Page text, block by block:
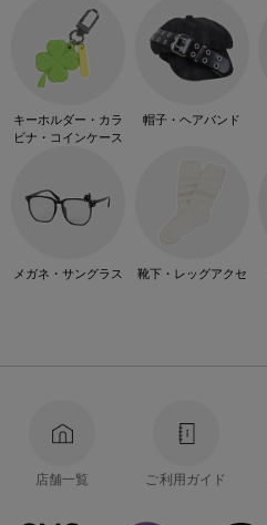
キーホルダー・カラ
ビナ・コインケース
帽子・ヘアバンド
メガネ・サングラス 靴下・レッグアクセ
店舗一覧 ご利用ガイド